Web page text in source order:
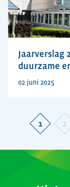
Jaarverslag
duurzame
02 juni 2025
1 2